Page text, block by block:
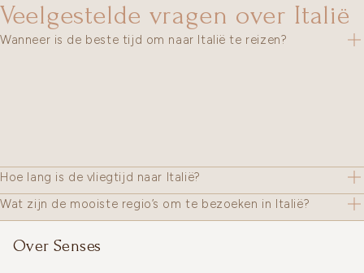
Veelgestelde vragen over Italië
Wanneer is de beste tijd om naar Italië te reizen?
Hoe lang is de vliegtijd naar Italië?
Wat zijn de mooiste regio’s om te bezoeken in Italië?
Over Senses